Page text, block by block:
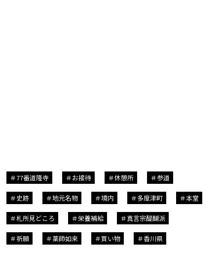
77番道隆寺 お接待 休憩所 参道
史跡 地元名物 境内 多度津町 本堂
札所見どころ 栄養補給 真言宗醍醐派
祈願 薬師如来 買い物 香川県